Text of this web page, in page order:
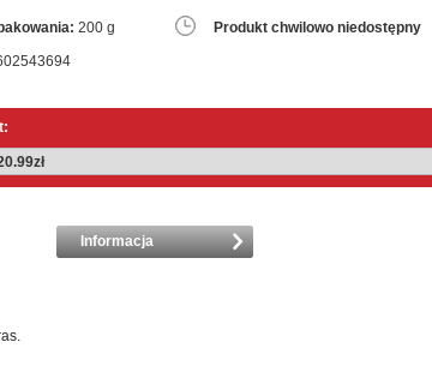
200 g
Produkt chwilowo niedostępny
Informacja